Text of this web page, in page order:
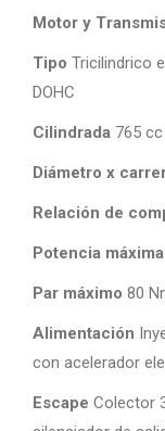
Motor y
Tipo Tricilindrico
DOHC
Cilindrada 765 cc
Diámetro x
Relación de
Potencia máxima
Par máximo 80
Alimentación
con acelerador
Escape Colector